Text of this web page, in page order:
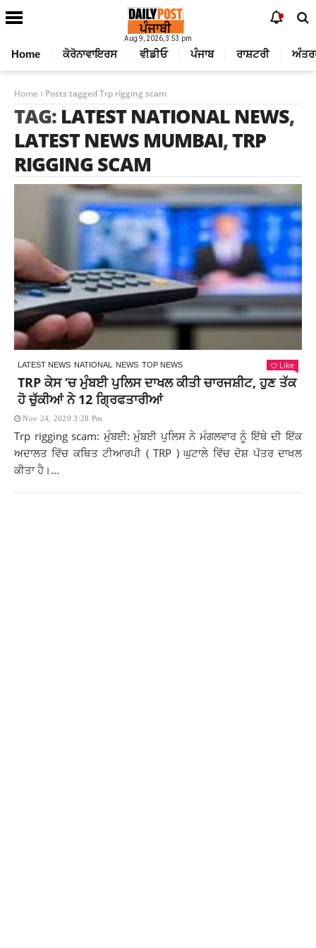
Aug 9, 2026, 3:53 pm
Home ਕੋਰੋਨਾਵਾਇਰਸ ਵੀਡੀਓ ਪੰਜਾਬ ਰਾਸ਼ਟਰੀ
Home Posts tagged Trp rigging scam
TAG: LATEST NATIONAL NEWS,
LATEST NEWS MUMBAI,TRP
RIGGING SCAM
LATEST NEWS NATIONAL NEWS TOP NEWS Like
TRP ਕੇਸ ‘ਚ ਮੁੰਬਈ ਪੁਲਿਸ ਦਾਖਲ ਕੀਤੀ ਚਾਰਜਸ਼ੀਟ, ਹੁਣ ਤੱਕ
ਹੋ ਚੁੱਕੀਆਂ ਨੇ 12 ਗ੍ਰਿਫਤਾਰੀਆਂ
Nov 24, 2020 3:28 Pm
Trp rigging scam: ਮੁੰਬਈ: ਮੁੰਬਈ ਪੁਲਿਸ ਨੇ ਮੰਗਲਵਾਰ ਨੂੰ ਇੱਥੇ ਦੀ ਇੱਕ
ਅਦਾਲਤ ਵਿੱਚ ਕਥਿਤ ਟੀਆਰਪੀ ( TRP ) ਘੁਟਾਲੇ ਵਿੱਚ ਦੋਸ਼ ਪੱਤਰ ਦਾਖਲ
ਕੀਤਾ ਹੈ।...